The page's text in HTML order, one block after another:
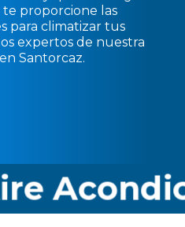
proporcione las
para climatizar tus
expertos de nuestra
Santorcaz.